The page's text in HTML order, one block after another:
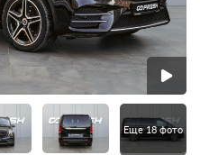
Еще 18 фото